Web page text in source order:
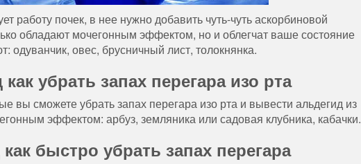
работу почек, в нее нужно добавить чуть-чуть аскорбиновой
обладают мочегонным эффектом, но и облегчат ваше состояние
одуванчик, овес, брусничный лист, толокнянка.
убрать запах перегара изо рта
вы сможете убрать запах перегара изо рта и вывести альдегид из
эффектом: арбуз, земляника или садовая клубника, кабачки.
быстро убрать запах перегара